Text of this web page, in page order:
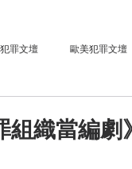
罪文壇 歐美犯罪文壇
組織當編